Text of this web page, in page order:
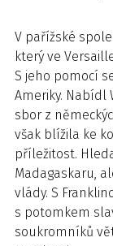
V pařížské
který ve
S jeho pomocí
Ameriky. Nabídl
sbor z
však blížila ke
příležitost.
Madagaskaru,
vlády. S
s potomkem
soukromníků